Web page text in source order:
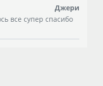
Джери
все супер спасибо